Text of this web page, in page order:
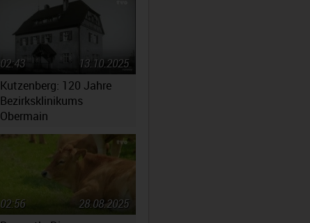
Kutzenberg: 120 Jahre
Bezirksklinikums
Obermain
13.10.2025
02:43
28.08.2025
02:56